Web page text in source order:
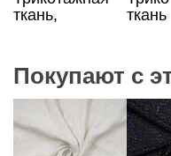
ткань,
ткань
Покупают с